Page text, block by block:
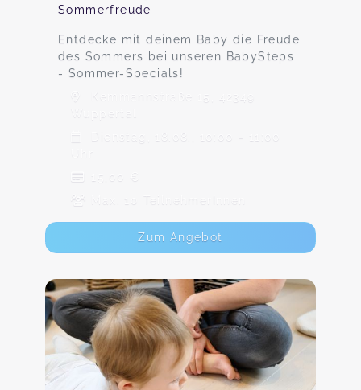
Sommerfreude
Entdecke mit deinem Baby die Freude
des Sommers bei unseren BabySteps
- Sommer-Specials!
Kemmannstraße 15, 42349
Dienstag, 18.08., 10:00 - 11:00
15,00 €
Max. 10 TeilnehmerInnen
Zum Angebot